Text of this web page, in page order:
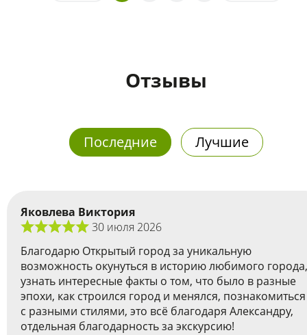
Отзывы
Последние Лучшие
Яковлева Виктория
30 июля 2026
Благодарю Открытый город за уникальную
возможность окунуться в историю любимого города,
узнать интересные факты о том, что было в разные
эпохи, как строился город и менялся, познакомиться
с разными стилями, это всё благодаря Александру,
отдельная благодарность за экскурсию!